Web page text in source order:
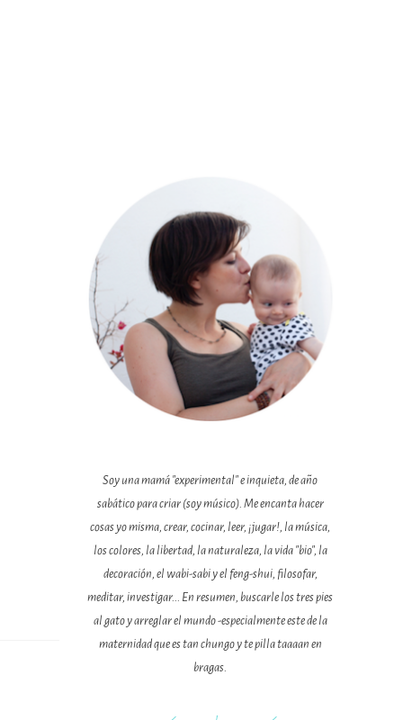
Soy una mamá "experimental" e inquieta, de año
sabático para criar (soy músico). Me encanta hacer
cosas yo misma, crear, cocinar, leer, ¡jugar!, la música,
los colores, la libertad, la naturaleza, la vida "bio", la
decoración, el wabi-sabi y el feng-shui, filosofar,
meditar, investigar... En resumen, buscarle los tres pies
al gato y arreglar el mundo -especialmente este de la
maternidad que es tan chungo y te pilla taaaan en
bragas.